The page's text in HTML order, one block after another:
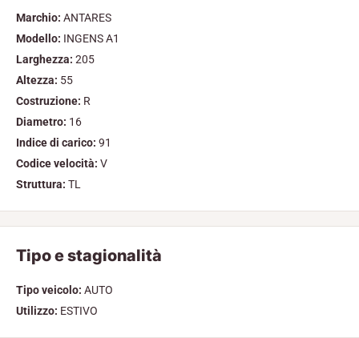
Marchio: ANTARES
Modello: INGENS A1
Larghezza: 205
Altezza: 55
Costruzione: R
Diametro: 16
Indice di carico: 91
Codice velocità: V
Struttura: TL
Tipo e stagionalità
Tipo veicolo: AUTO
Utilizzo: ESTIVO